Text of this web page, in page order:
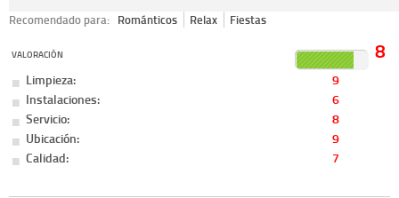
Recomendado para: Románticos Relax Fiestas
VALORACIÓN 8
Limpieza:
9
Instalaciones:
6
Servicio:
8
Ubicación:
9
Calidad:
7